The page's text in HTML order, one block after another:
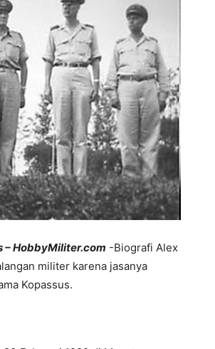
– HobbyMiliter.com -Biografi Alex
militer karena jasanya
Kopassus.